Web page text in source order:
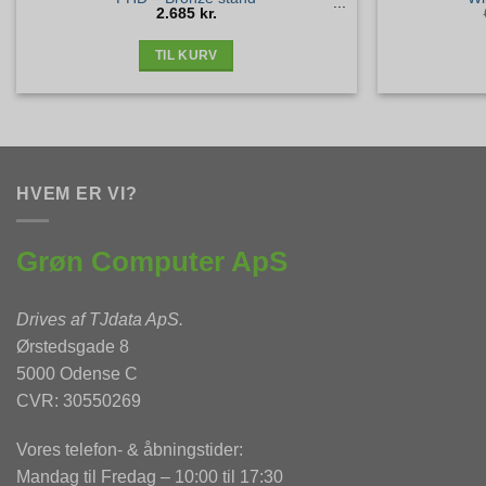
2.685 kr.
TIL KURV
HVEM ER VI?
Grøn Computer ApS
Drives afTJdata ApS.
Ørstedsgade 8
5000 Odense C
CVR: 30550269
Vores telefon- & åbningstider:
Mandag til Fredag – 10:00 til 17:30